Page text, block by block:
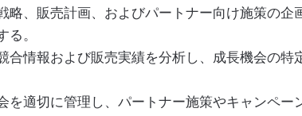
略、販売計画、およびパートナー向け施策の企
。
合情報および販売実績を分析し、成長機会の特
を適切に管理し、パートナー施策やキャンペー